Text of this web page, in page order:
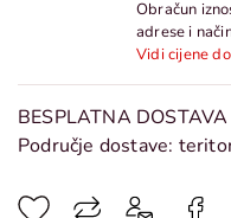
Obračun
adrese i
Vidi cijene
BESPLATNA DOSTAVA
Područje dostave: